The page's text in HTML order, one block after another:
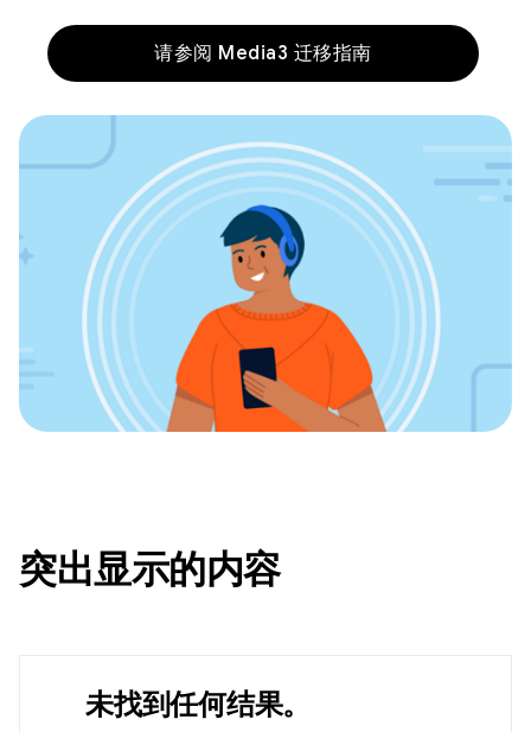
请参阅 Media3 迁移指南
突出显示的内容
未找到任何结果。